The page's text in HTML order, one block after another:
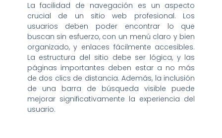
La facilidad de navegación es un aspecto
crucial de un sitio web profesional. Los
usuarios deben poder encontrar lo que
buscan sin esfuerzo, con un menú claro y bien
organizado, y enlaces fácilmente accesibles.
La estructura del sitio debe ser lógica, y las
páginas importantes deben estar a no más
de dos clics de distancia. Además, la inclusión
de una barra de búsqueda visible puede
mejorar significativamente la experiencia del
usuario.